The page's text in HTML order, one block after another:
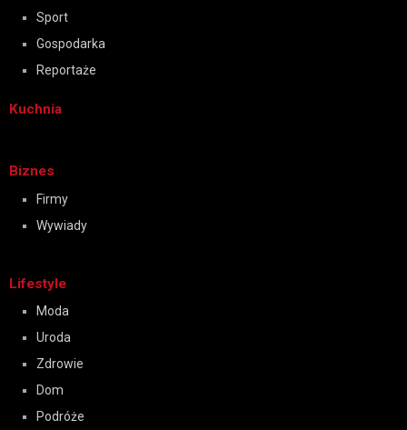
Sport
Gospodarka
Reportaże
Kuchnia
Biznes
Firmy
Wywiady
Lifestyle
Moda
Uroda
Zdrowie
Dom
Podróże